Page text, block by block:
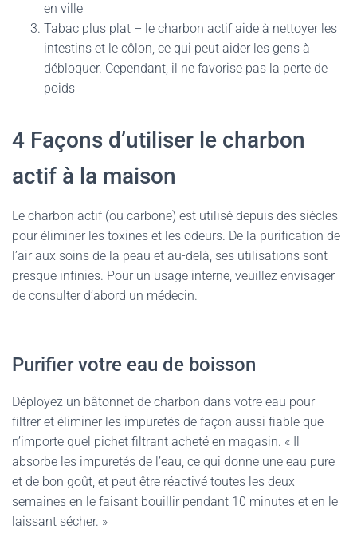
en ville
Tabac plus plat – le charbon actif aide à nettoyer les
intestins et le côlon, ce qui peut aider les gens à
débloquer. Cependant, il ne favorise pas la perte de
poids
4 Façons d’utiliser le charbon
actif à la maison
Le charbon actif (ou carbone) est utilisé depuis des siècles
pour éliminer les toxines et les odeurs. De la purification de
l’air aux soins de la peau et au-delà, ses utilisations sont
presque infinies. Pour un usage interne, veuillez envisager
de consulter d’abord un médecin.
Purifier votre eau de boisson
Déployez un bâtonnet de charbon dans votre eau pour
filtrer et éliminer les impuretés de façon aussi fiable que
n’importe quel pichet filtrant acheté en magasin. « Il
absorbe les impuretés de l’eau, ce qui donne une eau pure
et de bon goût, et peut être réactivé toutes les deux
semaines en le faisant bouillir pendant 10 minutes et en le
laissant sécher. »